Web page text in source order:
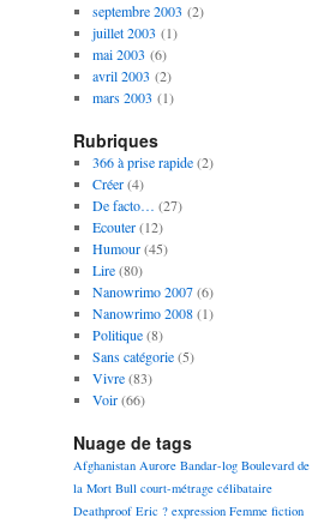
septembre 2003 (2)
juillet 2003 (1)
mai 2003 (6)
avril 2003 (2)
mars 2003 (1)
Rubriques
366 à prise rapide(2)
Créer(4)
De facto… (27)
Ecouter(12)
Humour(45)
Lire(80)
Nanowrimo 2007(6)
Nanowrimo 2008(1)
Politique(8)
Sans catégorie(5)
Vivre(83)
Voir(66)
Nuage de tags
Afghanistan Aurore Bandar-log Boulevard de
la Mort Bull court-métrage célibataire
Deathproof Eric ? expression Femme fiction